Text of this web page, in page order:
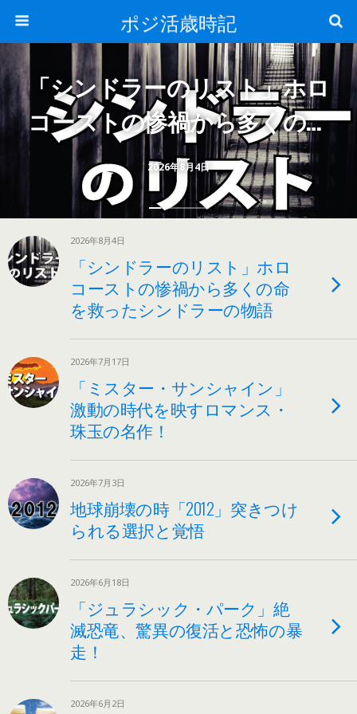
ポジ活歳時記
2026年8月4日
「シンドラーのリスト」ホロ
コーストの惨禍から多くの命
を救ったシンドラーの物語
2026年8月4日
「シンドラーのリスト」ホロ
コーストの惨禍から多くの命
を救ったシンドラーの物語
2026年7月17日
「ミスター・サンシャイン」
激動の時代を映すロマンス・
珠玉の名作！
2026年7月3日
地球崩壊の時「2012」突きつけ
られる選択と覚悟
2026年6月18日
「ジュラシック・パーク」絶
滅恐竜、驚異の復活と恐怖の暴
走！
2026年6月2日